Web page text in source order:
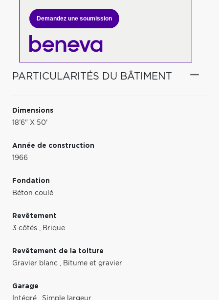
Demandez une soumission
PARTICULARITÉS DU BÂTIMENT
Dimensions
18'6" X 50'
Année de construction
1966
Fondation
Béton coulé
Revêtement
3 côtés , Brique
Revêtement de la toiture
Gravier blanc , Bitume et gravier
Garage
Intégré , Simple largeur